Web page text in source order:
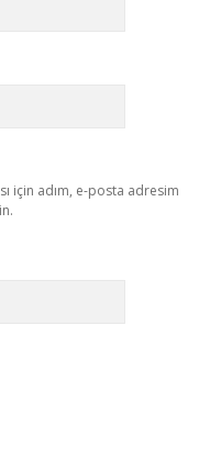
için adım, e-posta adresim